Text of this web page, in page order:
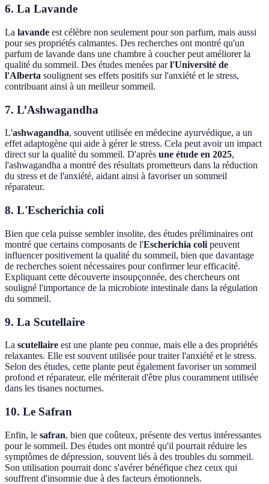
6. La Lavande
La lavande est célèbre non seulement pour son parfum, mais aussi
pour ses propriétés calmantes. Des recherches ont montré qu'un
parfum de lavande dans une chambre à coucher peut améliorer la
qualité du sommeil. Des études menées parl'Université de
l'Alberta soulignent ses effets positifs sur l'anxiété et le stress,
contribuant ainsi à un meilleur sommeil.
7. L’Ashwagandha
L'ashwagandha, souvent utilisée en médecine ayurvédique, a un
effet adaptogène qui aide à gérer le stress. Cela peut avoir un impact
direct sur la qualité du sommeil. D'après une étude en 2025,
l'ashwagandha a montré des résultats prometteurs dans la réduction
du stress et de l'anxiété, aidant ainsi à favoriser un sommeil
réparateur.
8. L'Escherichia coli
Bien que cela puisse sembler insolite, des études préliminaires ont
montré que certains composants de l'Escherichia coli peuvent
influencer positivement la qualité du sommeil, bien que davantage
de recherches soient nécessaires pour confirmer leur efficacité.
Expliquant cette découverte insoupçonnée, des chercheurs ont
souligné l'importance de la microbiote intestinale dans la régulation
du sommeil.
9. La Scutellaire
La scutellaire est une plante peu connue, mais elle a des propriétés
relaxantes. Elle est souvent utilisée pour traiter l'anxiété et le stress.
Selon des études, cette plante peut également favoriser un sommeil
profond et réparateur, elle mériterait d'être plus couramment utilisée
dans les tisanes nocturnes.
10. Le Safran
Enfin, le safran, bien que coûteux, présente des vertus intéressantes
pour le sommeil. Des études ont montré qu'il pourrait réduire les
symptômes de dépression, souvent liés à des troubles du sommeil.
Son utilisation pourrait donc s'avérer bénéfique chez ceux qui
souffrent d'insomnie due à des facteurs émotionnels.